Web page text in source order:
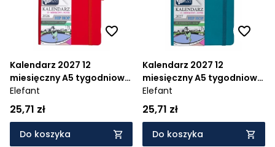
Kalendarz 2027 12
miesięczny A5 tygodniowy
Hip Hop - czerwony
Elefant
25,71 zł
Do koszyka
Kalendarz 2027 12
miesięczny A5 tygodniowy
Hip Hop - szmaragdowy
Elefant
25,71 zł
Do koszyka